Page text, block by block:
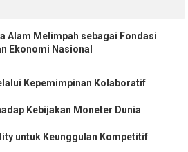
Alam Melimpah sebagai Fondasi
Ekonomi Nasional
Kepemimpinan Kolaboratif
Kebijakan Moneter Dunia
untuk Keunggulan Kompetitif